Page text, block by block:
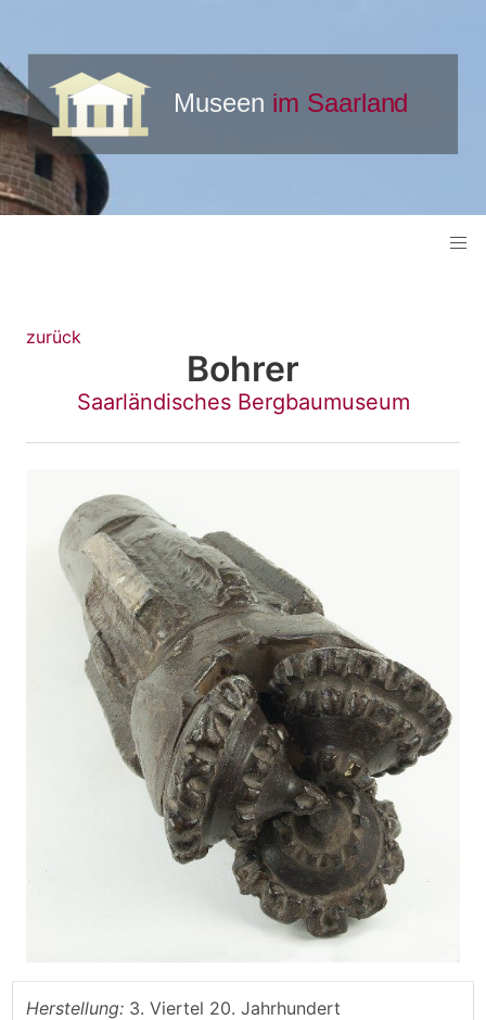
zurück
Bohrer
Saarländisches Bergbaumuseum
Herstellung: 3. Viertel 20. Jahrhundert